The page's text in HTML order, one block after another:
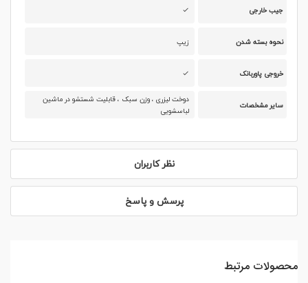
جیب خارجی
نحوه بسته شدن زیپ
خروجی پاوربانک
سایر مشخصات
دوخت لیزری ، وزن سبک ، قابلیت شستشو در ماشین
لباسشویی
نظر کاربران
پرسش و پاسخ
محصولات مرتبط